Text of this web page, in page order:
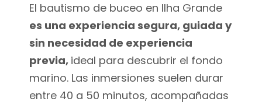
El bautismo de buceo en Ilha Grande
es una experiencia segura, guiada y
sin necesidad de experiencia
previa, ideal para descubrir el fondo
marino. Las inmersiones suelen durar
entre 40 a 50 minutos, acompañadas